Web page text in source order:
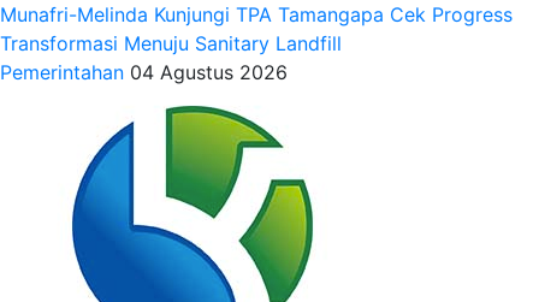
Munafri-Melinda Kunjungi TPA Tamangapa Cek Progress
Transformasi Menuju Sanitary Landfill
Pemerintahan 04 Agustus 2026